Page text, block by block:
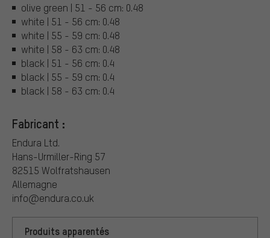
olive green | 51 - 56 cm: 0.48
white | 51 - 56 cm: 0.48
white | 55 - 59 cm: 0.48
white | 58 - 63 cm: 0.48
black | 51 - 56 cm: 0.4
black | 55 - 59 cm: 0.4
black | 58 - 63 cm: 0.4
Fabricant :
Endura Ltd.
Hans-Urmiller-Ring 57
82515 Wolfratshausen
Allemagne
info@endura.co.uk
Produits apparentés